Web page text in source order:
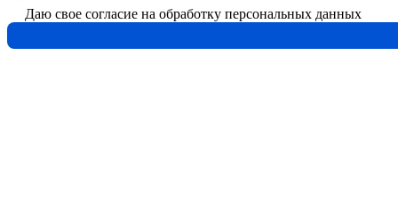
Даю свое согласие на обработку персональных данных